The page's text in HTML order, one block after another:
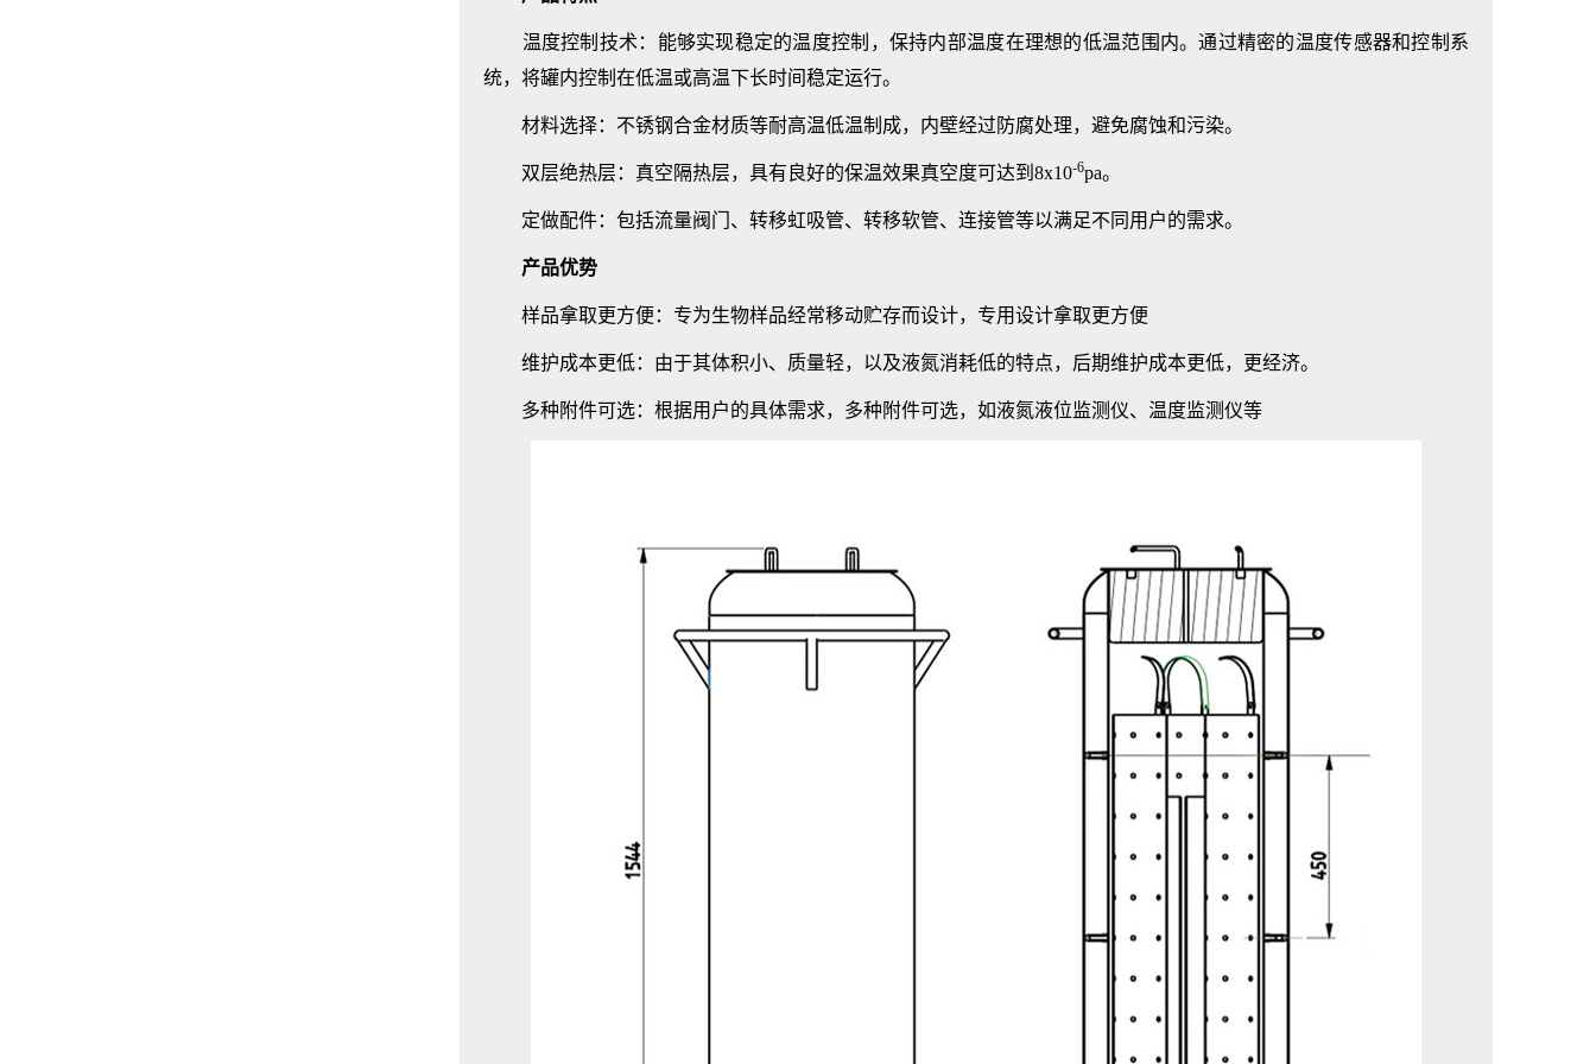
温度控制技术：能够实现稳定的温度控制，保持内部温度在理想的低温范围内。通过精密的温度传感器和控制系
统，将罐内控制在低温或高温下长时间稳定运行。
材料选择：不锈钢合金材质等耐高温低温制成，内壁经过防腐处理，避免腐蚀和污染。
双层绝热层：真空隔热层，具有良好的保温效果真空度可达到8x10-6pa。
定做配件：包括流量阀门、转移虹吸管、转移软管、连接管等以满足不同用户的需求。
产品优势
样品拿取更方便：专为生物样品经常移动贮存而设计，专用设计拿取更方便
维护成本更低：由于其体积小、质量轻，以及液氮消耗低的特点，后期维护成本更低，更经济。
多种附件可选：根据用户的具体需求，多种附件可选，如液氮液位监测仪、温度监测仪等